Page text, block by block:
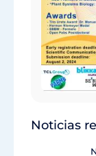
Noticias